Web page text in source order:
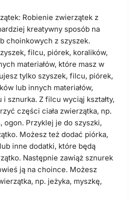
Robienie zwierzątek z
kreatywny sposób na
choinkowych z szyszek.
filcu, piórek, koralików,
materiałów, które masz w
tylko szyszek, filcu, piórek,
lub innych materiałów,
i sznurka. Z filcu wyciąj kształty,
części ciała zwierzątka, np.
ogon. Przyklej je do szyszki,
Możesz też dodać piórka,
inne dodatki, które będą
Następnie zawiąż sznurek
ją na choince. Możesz
np. jeżyka, myszkę,